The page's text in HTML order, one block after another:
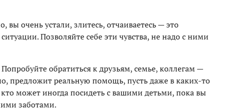
вы очень устали, злитесь, отчаиваетесь — это
Позволяйте себе эти чувства, не надо с ними
обратиться к друзьям, семье, коллегам —
предложит реальную помощь, пусть даже в каких-то
может иногда посидеть с вашими детьми, пока вы
заботами.